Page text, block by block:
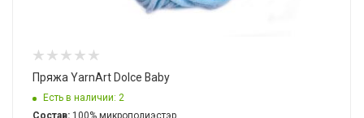
Пряжа YarnArt Dolce Baby
Есть в наличии: 2
Состав: 100% микрополиэстэр